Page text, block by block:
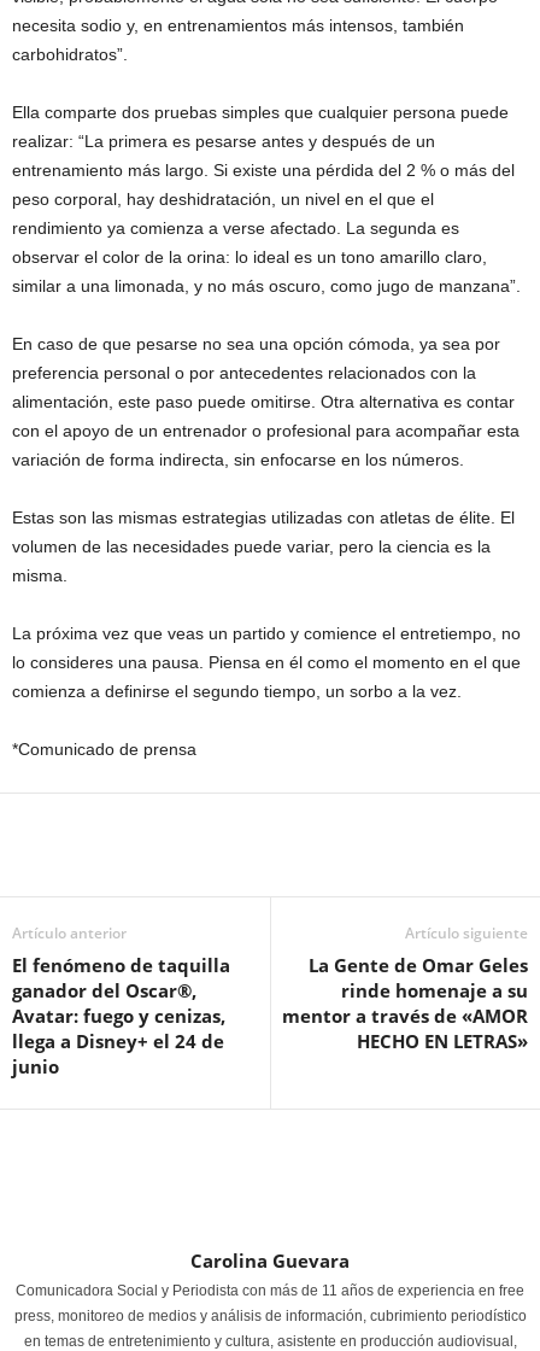
necesita sodio y, en entrenamientos más intensos, también
carbohidratos”.
Ella comparte dos pruebas simples que cualquier persona puede
realizar: “La primera es pesarse antes y después de un
entrenamiento más largo. Si existe una pérdida del 2 % o más del
peso corporal, hay deshidratación, un nivel en el que el
rendimiento ya comienza a verse afectado. La segunda es
observar el color de la orina: lo ideal es un tono amarillo claro,
similar a una limonada, y no más oscuro, como jugo de manzana”.
En caso de que pesarse no sea una opción cómoda, ya sea por
preferencia personal o por antecedentes relacionados con la
alimentación, este paso puede omitirse. Otra alternativa es contar
con el apoyo de un entrenador o profesional para acompañar esta
variación de forma indirecta, sin enfocarse en los números.
Estas son las mismas estrategias utilizadas con atletas de élite. El
volumen de las necesidades puede variar, pero la ciencia es la
misma.
La próxima vez que veas un partido y comience el entretiempo, no
lo consideres una pausa. Piensa en él como el momento en el que
comienza a definirse el segundo tiempo, un sorbo a la vez.
*Comunicado de prensa
Artículo anterior
El fenómeno de taquilla
ganador del Oscar®,
Avatar: fuego y cenizas,
llega a Disney+ el 24 de
junio
Artículo siguiente
La Gente de Omar Geles
rinde homenaje a su
mentor a través de «AMOR
HECHO EN LETRAS»
Carolina Guevara
Comunicadora Social y Periodista con más de 11 años de experiencia en free
press, monitoreo de medios y análisis de información, cubrimiento periodístico
en temas de entretenimiento y cultura, asistente en producción audiovisual,